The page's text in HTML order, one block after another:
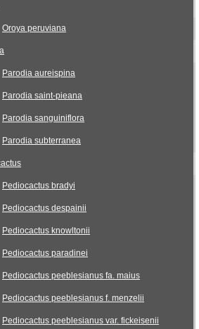
Oroya peruviana
Parodia aureispina
Parodia saint-pieana
Parodia sanguiniflora
Parodia subterranea
Pediocactus bradyi
Pediocactus despainii
Pediocactus knowltonii
Pediocactus paradinei
Pediocactus peeblesianus fa. maius
Pediocactus peeblesianus f. menzelii
Pediocactus peeblesianus var. fickeisenii